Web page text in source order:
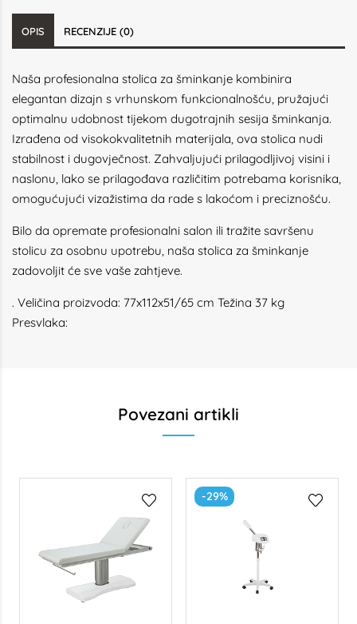
OPIS RECENZIJE (0)
Naša profesionalna stolica za šminkanje kombinira
elegantan dizajn s vrhunskom funkcionalnošću, pružajući
optimalnu udobnost tijekom dugotrajnih sesija šminkanja.
Izrađena od visokokvalitetnih materijala, ova stolica nudi
stabilnost i dugovječnost. Zahvaljujući prilagodljivoj visini i
naslonu, lako se prilagođava različitim potrebama korisnika,
omogućujući vizažistima da rade s lakoćom i preciznošću.
Bilo da opremate profesionalni salon ili tražite savršenu
stolicu za osobnu upotrebu, naša stolica za šminkanje
zadovoljit će sve vaše zahtjeve.
. Veličina proizvoda: 77x112x51/65 cm Težina 37 kg
Presvlaka:
Povezani artikli
-29%